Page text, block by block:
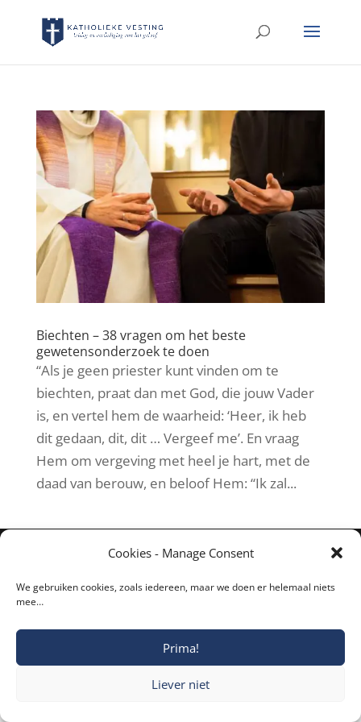
Cookies - Manage Consent
We gebruiken cookies, zoals iedereen, maar we doen er helemaal niets
mee…
Prima!
Liever niet
Biechten – 38 vragen om het beste
gewetensonderzoek te doen
“Als je geen priester kunt vinden om te
biechten, praat dan met God, die jouw Vader
is, en vertel hem de waarheid: ‘Heer, ik heb
dit gedaan, dit, dit … Vergeef me’. En vraag
Hem om vergeving met heel je hart, met de
daad van berouw, en beloof Hem: “Ik zal...
Copyright © 2019-2026 Katholieke Vesting I